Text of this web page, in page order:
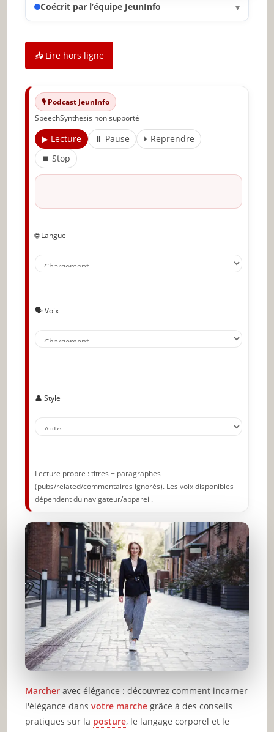
Conclusion et dernières réflexions
✨ Nouveau sur JeunInfo ?
Articles recommandés
Partager l'amour
Coécrit par l’équipe JeunInfo ▾
📥 Lire hors ligne
🎙️ Podcast JeunInfo
SpeechSynthesis non supporté
▶ Lecture ⏸ Pause
⏵ Reprendre
⏹ Stop
🌐 Langue
🗣️ Voix
👤 Style
Lecture propre : titres + paragraphes
(pubs/related/commentaires ignorés). Les voix disponibles
dépendent du navigateur/appareil.
Marcher avec élégance : découvrez comment incarner
l'élégance dansvotre marche grâce à des conseils
pratiques sur la posture, le langage corporel et le